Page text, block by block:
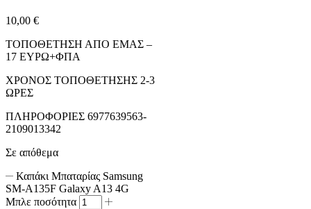
10,00 €
ΤΟΠΟΘΕΤΗΣΗ ΑΠΟ ΕΜΑΣ –
17 ΕΥΡΩ+ΦΠΑ
ΧΡΟΝΟΣ ΤΟΠΟΘΕΤΗΣΗΣ 2-3
ΩΡΕΣ
ΠΛΗΡΟΦΟΡΙΕΣ 6977639563-
2109013342
Σε απόθεμα
Καπάκι Μπαταρίας Samsung
SM-A135F Galaxy A13 4G
Μπλε ποσότητα